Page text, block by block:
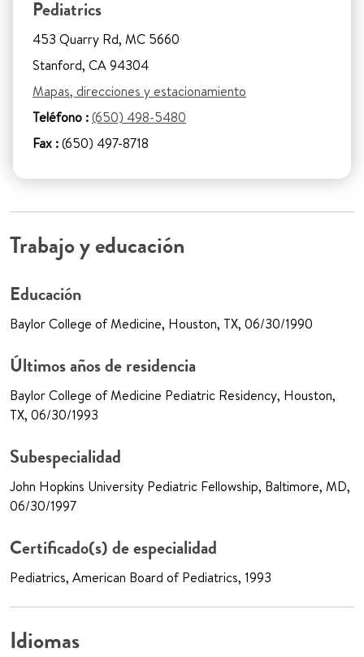
Pediatrics
453 Quarry Rd, MC 5660
Stanford, CA 94304
Mapas, direcciones y estacionamiento
Teléfono :(650) 498-5480
Fax :(650) 497-8718
Trabajo y educación
Educación
Baylor College of Medicine, Houston, TX, 06/30/1990
Últimos años de residencia
Baylor College of Medicine Pediatric Residency, Houston,
TX, 06/30/1993
Subespecialidad
John Hopkins University Pediatric Fellowship, Baltimore, MD,
06/30/1997
Certificado(s) de especialidad
Pediatrics, American Board of Pediatrics, 1993
Idiomas